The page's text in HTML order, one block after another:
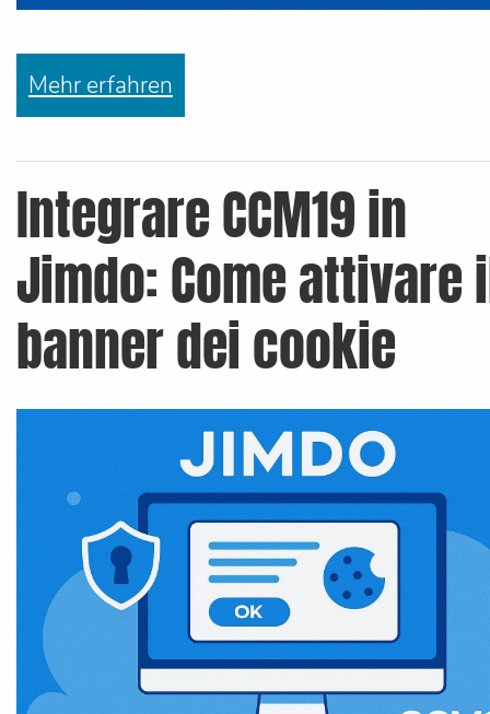
Mehr erfahren
Integrare CCM19 in
Jimdo: Come attivare
banner dei cookie